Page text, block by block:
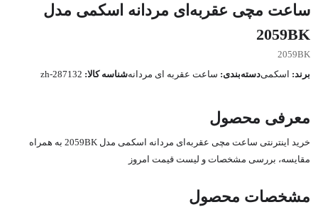
ساعت مچی عقربه‌ای مردانه اسکمی مدل
2059BK
2059BK
برند:
اسکمیدسته‌بندی: ساعت عقربه ای مردانهشناسه کالا: zh-287132
معرفی محصول
خرید اینترنتی ساعت مچی عقربه‌ای مردانه اسکمی مدل 2059BK به همراه
مقایسه، بررسی مشخصات و لیست قیمت امروز
مشخصات محصول